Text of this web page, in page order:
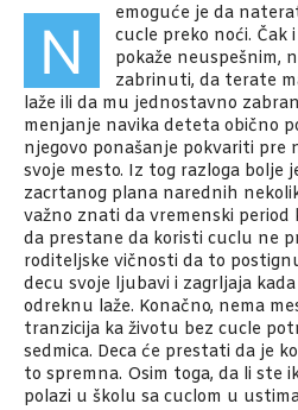
N
emoguće je da
cucle preko noći. Čak
pokaže neuspešnim,
zabrinuti, da terate
laže ili da mu jednostavno
menjanje navika deteta obično
njegovo ponašanje pokvariti pre
svoje mesto. Iz tog razloga bolje
zacrtanog plana narednih
važno znati da vremenski
da prestane da koristi cuclu ne
roditeljske vičnosti da to
decu svoje ljubavi i zagrljaja
odreknu laže. Konačno, nema
tranzicija ka životu bez cucle
sedmica. Deca će prestati da je
to spremna. Osim toga, da li ste
polazi u školu sa cuclom u